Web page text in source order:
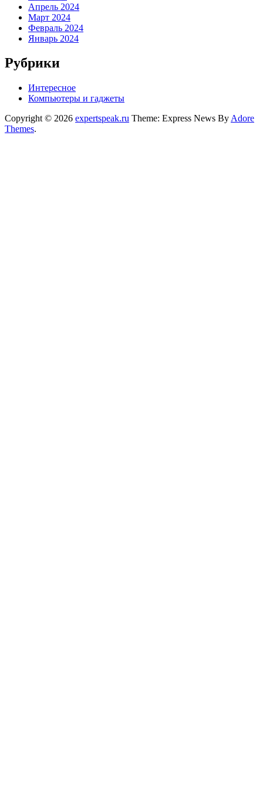
Апрель 2024
Март 2024
Февраль 2024
Январь 2024
Рубрики
Интересное
Компьютеры и гаджеты
Copyright © 2026 expertspeak.ru Theme: Express News By Adore
Themes.